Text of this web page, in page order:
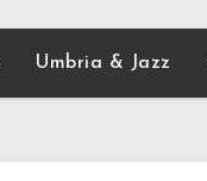
Umbria & Jazz